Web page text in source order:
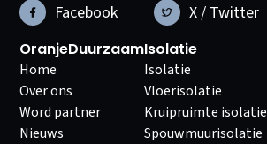
Facebook
X / Twitter
OranjeDuurzaam
Home
Over ons
Word partner
Nieuws
Isolatie
Isolatie
Vloerisolatie
Kruipruimte isolatie
Spouwmuurisolatie